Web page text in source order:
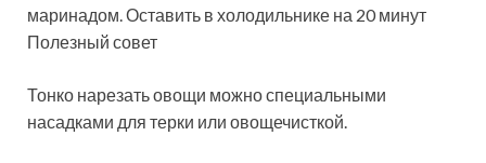
маринадом. Оставить в холодильнике на 20 минут
Полезный совет
Тонко нарезать овощи можно специальными
насадками для терки или овощечисткой.